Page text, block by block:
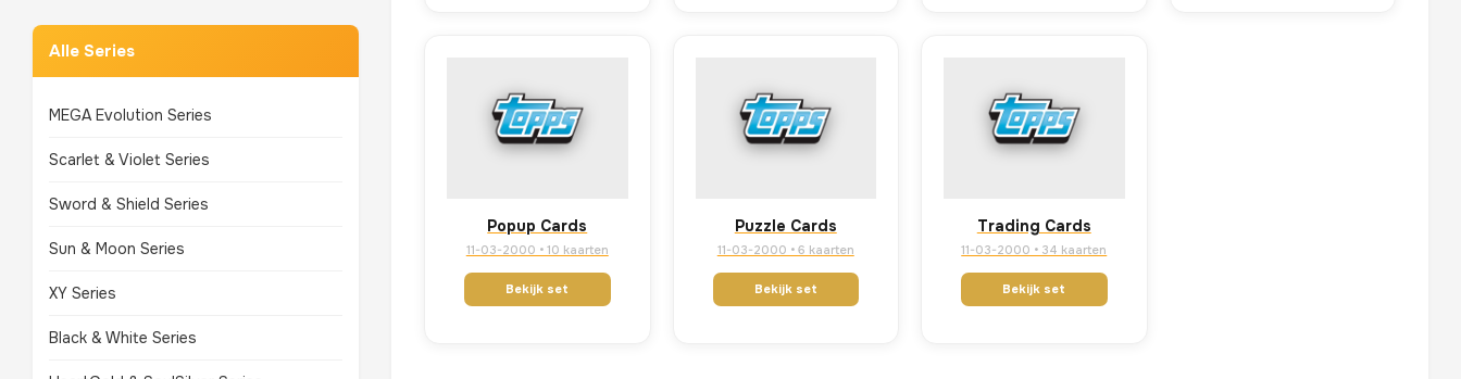
Alle Series
MEGA Evolution Series
Scarlet & Violet Series
Sword & Shield Series
Sun & Moon Series
XY Series
Black & White Series
Popup Cards
11-03-2000 • 10 kaarten
Bekijk set
Puzzle Cards
11-03-2000 • 6 kaarten
Bekijk set
Trading Cards
11-03-2000 • 34 kaarten
Bekijk set